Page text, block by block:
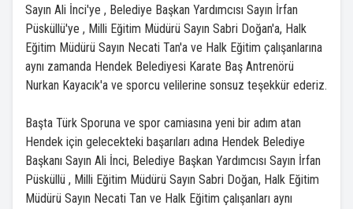
Sayın Ali İnci'ye , Belediye Başkan Yardımcısı Sayın İrfan
Püsküllü'ye , Milli Eğitim Müdürü Sayın Sabri Doğan'a, Halk
Eğitim Müdürü Sayın Necati Tan'a ve Halk Eğitim çalışanlarına
aynı zamanda Hendek Belediyesi Karate Baş Antrenörü
Nurkan Kayacık'a ve sporcu velilerine sonsuz teşekkür ederiz.
Başta Türk Sporuna ve spor camiasına yeni bir adım atan
Hendek için gelecekteki başarıları adına Hendek Belediye
Başkanı Sayın Ali İnci, Belediye Başkan Yardımcısı Sayın İrfan
Püsküllü , Milli Eğitim Müdürü Sayın Sabri Doğan, Halk Eğitim
Müdürü Sayın Necati Tan ve Halk Eğitim çalışanları aynı